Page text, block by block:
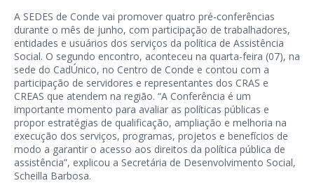
A SEDES de Conde vai promover quatro pré-conferências
durante o mês de junho, com participação de trabalhadores,
entidades e usuários dos serviços da política de Assistência
Social. O segundo encontro, aconteceu na quarta-feira (07), na
sede do CadÚnico, no Centro de Conde e contou com a
participação de servidores e representantes dos CRAS e
CREAS que atendem na região. “A Conferência é um
importante momento para avaliar as políticas públicas e
propor estratégias de qualificação, ampliação e melhoria na
execução dos serviços, programas, projetos e benefícios de
modo a garantir o acesso aos direitos da política pública de
assistência”, explicou a Secretária de Desenvolvimento Social,
Scheilla Barbosa.